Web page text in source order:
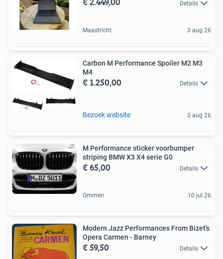
Details
Maastricht 3 aug 26
Carbon M Performance Spoiler M2 M3
M4
€ 1.250,00 Details
Bezoek website 3 aug 26
M Performance sticker voorbumper
striping BMW X3 X4 serie G0
€ 65,00 Details
Ommen 10 jul 26
Modern Jazz Performances From Bizet's
Opera Carmen - Barney
€ 59,50 Details